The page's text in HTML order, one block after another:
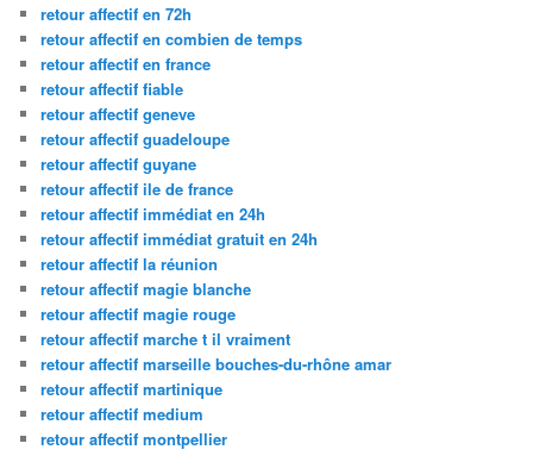
retour affectif en 72h
retour affectif en combien de temps
retour affectif en france
retour affectif fiable
retour affectif geneve
retour affectif guadeloupe
retour affectif guyane
retour affectif ile de france
retour affectif immédiat en 24h
retour affectif immédiat gratuit en 24h
retour affectif la réunion
retour affectif magie blanche
retour affectif magie rouge
retour affectif marche t il vraiment
retour affectif marseille bouches-du-rhône amar
retour affectif martinique
retour affectif medium
retour affectif montpellier